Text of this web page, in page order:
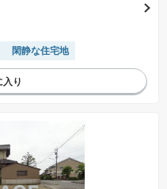
閑静な住宅地